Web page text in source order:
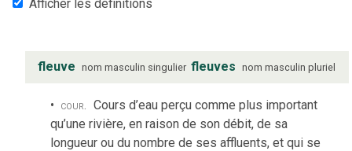
Afficher les définitions
fleuve nom masculin singulier fleuves nom masculin pluriel
cour. Cours d’eau perçu comme plus important
qu’une rivière, en raison de son débit, de sa
longueur ou du nombre de ses affluents, et qui se